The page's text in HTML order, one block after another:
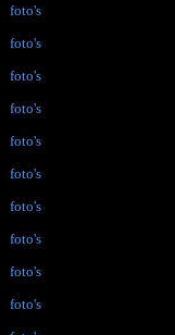
foto's
foto's
foto's
foto's
foto's
foto's
foto's
foto's
foto's
foto's